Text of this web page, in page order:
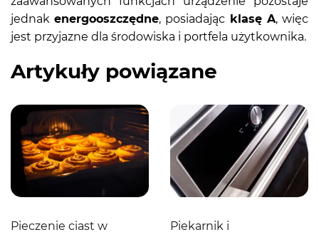
jednakenergooszczędne, posiadając klasę A, więc
jest przyjazne dla środowiska i portfela użytkownika.
Artykuły powiązane
Pieczenie ciast w
Piekarnik i